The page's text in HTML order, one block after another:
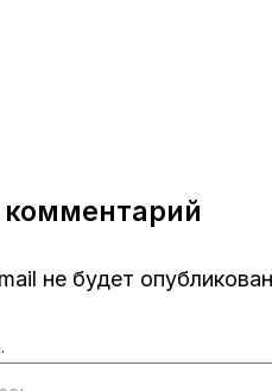
комментарий
не будет